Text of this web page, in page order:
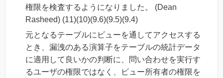
権限を検査するようになりました。 (Dean
Rasheed) (11)(10)(9.6)(9.5)(9.4)
元となるテーブルにビューを通してアクセスする
とき、漏洩のある演算子をテーブルの統計データ
に適用して良いかの判断に、問い合わせを実行す
るユーザの権限ではなく、ビュー所有者の権限を